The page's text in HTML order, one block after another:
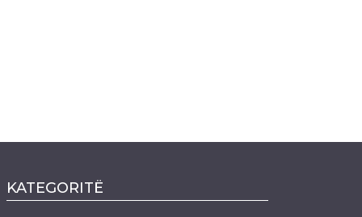
KATEGORITË